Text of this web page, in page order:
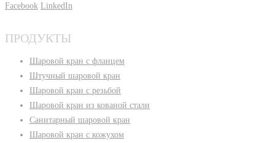
Facebook LinkedIn
ПРОДУКТЫ
Шаровой кран с фланцем
Штучный шаровой кран
Шаровой кран с резьбой
Шаровой кран из кованой стали
Санитарный шаровой кран
Шаровой кран с кожухом